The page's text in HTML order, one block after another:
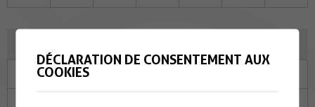
Ma
DÉCLARATION DE CONSENTEMENT AUX
COOKIES